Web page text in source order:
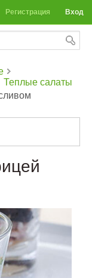
Вход
Регистрация
Теплые салаты